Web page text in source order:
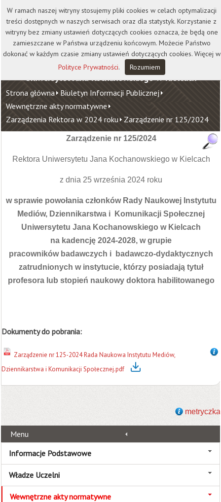
Kontakt Biblioteka
Wydawnictwo
Wirtualna Uczelnia
Uniwersytet Jana Kochanowskiego w Kielcach
Strona główna Biuletyn Informacji Publicznej
Wewnętrzne akty normatywne
Zarządzenia Rektora w 2024 roku Zarządzenie nr 125/2024
Zarządzenie nr 125/2024
Rektora Uniwersytetu Jana Kochanowskiego w Kielcach
z dnia 25 września 2024 roku
w sprawie powołania członków Rady Naukowej Instytutu
Mediów, Dziennikarstwa i Komunikacji Społecznej
Uniwersytetu Jana Kochanowskiego w Kielcach
na kadencję 2024-2028, w grupie
pracowników badawczych i badawczo-dydaktycznych
zatrudnionych w instytucie, którzy posiadają tytuł
profesora lub stopień naukowy doktora habilitowanego
Dokumenty do pobrania:
Zarządzenie nr 125-2024 Rada Naukowa Instytutu Mediów,
Dziennikarstwa i Komunikacji Społecznej.pdf
metryczka
Menu
Informacje Podstawowe
Władze Uczelni
Wewnętrzne akty normatywne
W ramach naszej witryny stosujemy pliki cookies w celach optymalizacji
treści dostępnych w naszych serwisach oraz dla statystyk. Korzystanie z
witryny bez zmiany ustawień dotyczących cookies oznacza, że będą one
zamieszczane w Państwa urządzeniu końcowym. Możecie Państwo
dokonać w każdym czasie zmiany ustawień dotyczących cookies. Więcej w
Polityce Prywatności. Rozumiem